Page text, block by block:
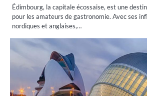
Édimbourg, la capitale écossaise, est une
pour les amateurs de gastronomie. Avec ses
nordiques et anglaises,…